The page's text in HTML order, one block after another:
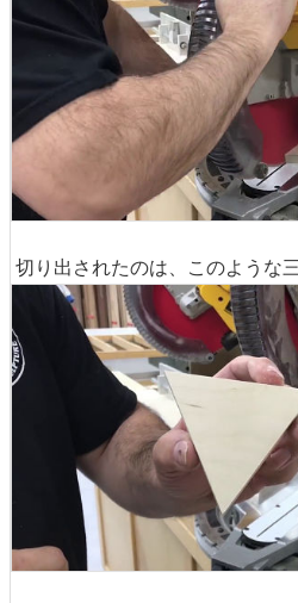
切り出されたのは、このような